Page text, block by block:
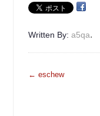
Written By:a5qa.
投
← eschew